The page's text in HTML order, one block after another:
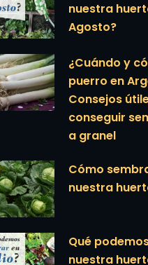
nuestra
Agosto?
¿Cuándo y
puerro en
Consejos
conseguir
a granel
Cómo
nuestra
Qué
nuestra